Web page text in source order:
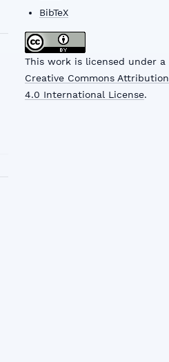
BibTeX
This work is licensed under a
Creative Commons Attribution
4.0 International License.